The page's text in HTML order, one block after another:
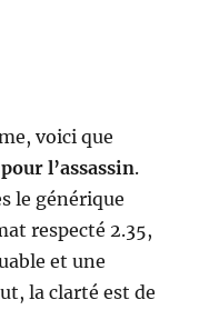
voici que
l’assassin.
le générique
respecté 2.35,
et une
la clarté est de